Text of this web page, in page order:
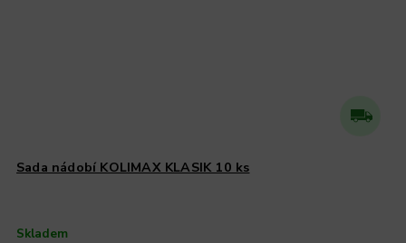
Sada nádobí KOLIMAX KLASIK 10 ks
Skladem